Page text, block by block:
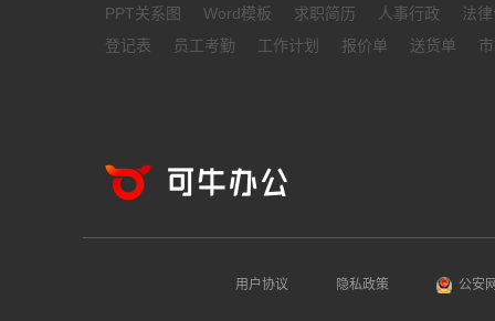
PPT关系图
Word模板 求职简历 人事行政
法
登记表
员工考勤 工作计划 报价单 送货单
用户协议 隐私政策 公安